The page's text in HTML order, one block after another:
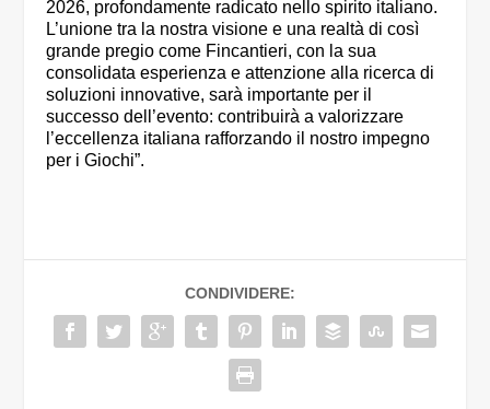
2026, profondamente radicato nello spirito italiano.
L’unione tra la nostra visione e una realtà di così
grande pregio come Fincantieri, con la sua
consolidata esperienza e attenzione alla ricerca di
soluzioni innovative, sarà importante per il
successo dell’evento: contribuirà a valorizzare
l’eccellenza italiana rafforzando il nostro impegno
per i Giochi”.
CONDIVIDERE: